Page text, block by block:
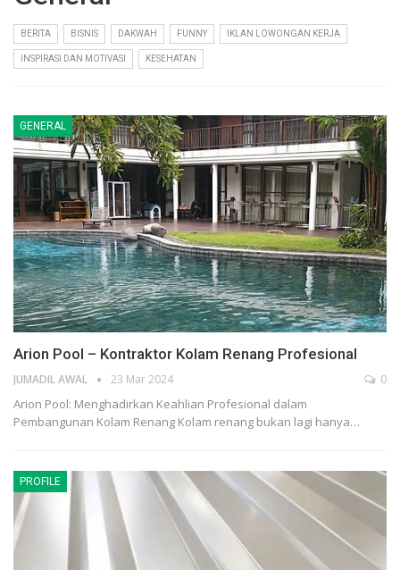
BERITA BISNIS DAKWAH FUNNY IKLAN LOWONGAN KERJA
INSPIRASI DAN MOTIVASI KESEHATAN
GENERAL
Arion Pool – Kontraktor Kolam Renang Profesional
JUMADIL AWAL 23 Mar 2024 0
Arion Pool: Menghadirkan Keahlian Profesional dalam
Pembangunan Kolam Renang Kolam renang bukan lagi hanya…
PROFILE